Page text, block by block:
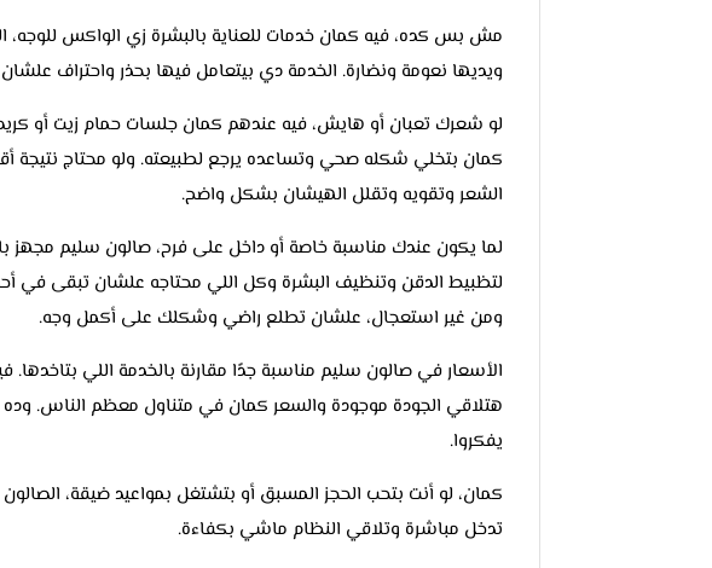
مش بس كده، فيه كمان خدمات للعناية بالبشرة زي الواكس للوجه،
ويديها نعومة ونضارة. الخدمة دي بيتعامل فيها بحذر واحتراف
لو شعرك تعبان أو هايش، فيه عندهم كمان جلسات حمام زيت أو
كمان بتخلي شكله صحي وتساعده يرجع لطبيعته. ولو محتاج نتيجة
الشعر وتقويه وتقلل الهيشان بشكل واضح.
لما يكون عندك مناسبة خاصة أو داخل على فرح، صالون سليم
لتظبيط الدقن وتنظيف البشرة وكل اللي محتاجه علشان تبقى في
ومن غير استعجال، علشان تطلع راضي وشكلك على أكمل وجه.
الأسعار في صالون سليم مناسبة جدًا مقارنة بالخدمة اللي بتاخدها.
هتلاقي الجودة موجودة والسعر كمان في متناول معظم الناس. وده
يفكروا.
كمان، لو أنت بتحب الحجز المسبق أو بتشتغل بمواعيد ضيقة،
تدخل مباشرة وتلاقي النظام ماشي بكفاءة.